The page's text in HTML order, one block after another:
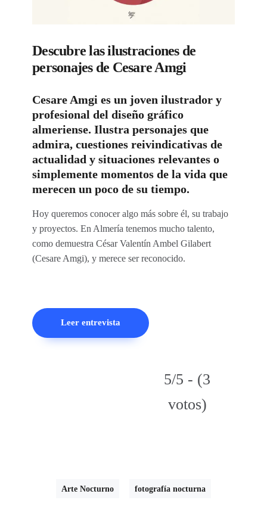
Descubre las ilustraciones de
personajes de Cesare Amgi
Cesare Amgi es un joven ilustrador y
profesional del diseño gráfico
almeriense. Ilustra personajes que
admira, cuestiones reivindicativas de
actualidad y situaciones relevantes o
simplemente momentos de la vida que
merecen un poco de su tiempo.
Hoy queremos conocer algo más sobre él, su trabajo
y proyectos. En Almería tenemos mucho talento,
como demuestra César Valentín Ambel Gilabert
(Cesare Amgi), y merece ser reconocido.
Leer entrevista
5/5 - (3
votos)
Arte Nocturno fotografía nocturna